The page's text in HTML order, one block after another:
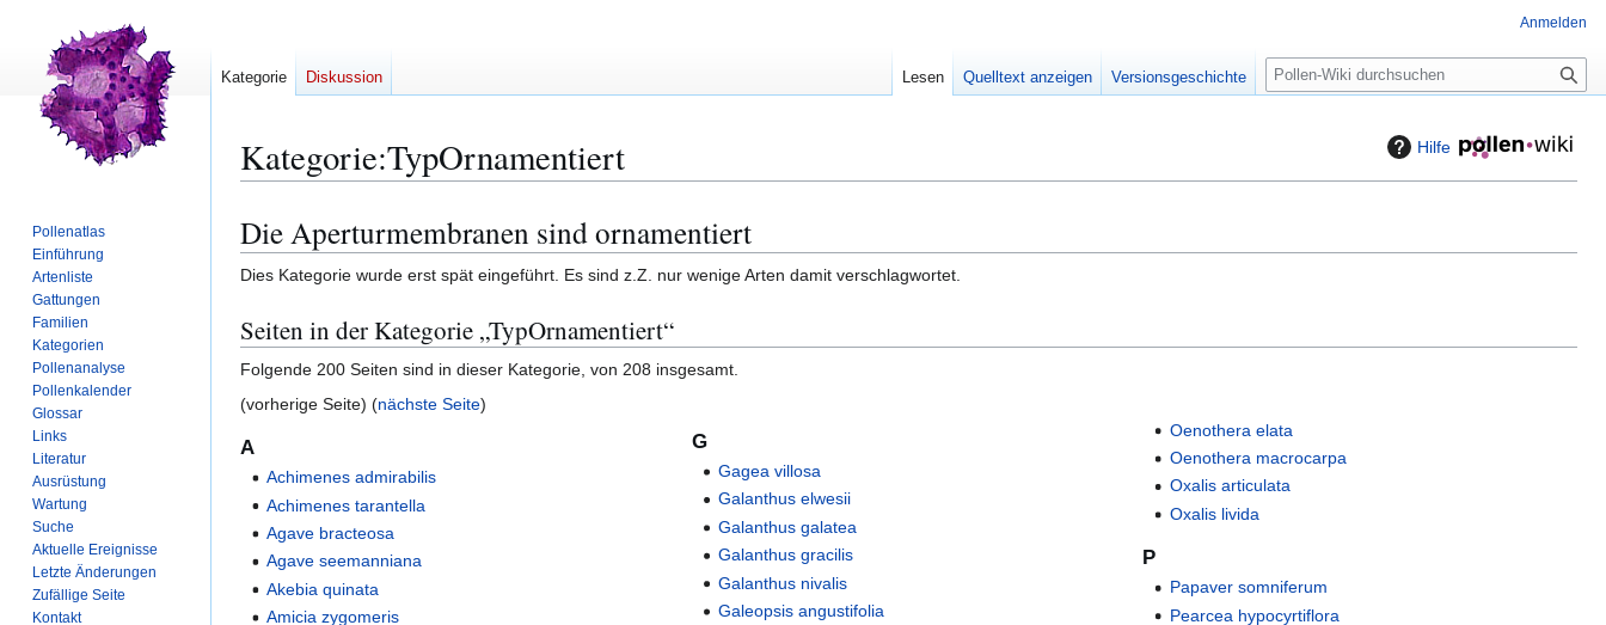
Hilfe
Kategorie:TypOrnamentiert
Zur
Navigation
springen
Zur
Suche
springen
Die Aperturmembranen sind ornamentiert
Dies Kategorie wurde erst spät eingeführt. Es sind z.Z. nur wenige Arten damit verschlagwortet.
Seiten in der Kategorie „TypOrnamentiert“
Folgende 200 Seiten sind in dieser Kategorie, von 208 insgesamt.
(vorherige Seite) (nächste Seite)
A
Achimenes admirabilis
Achimenes tarantella
Agave bracteosa
Agave seemanniana
Akebia quinata
Amicia zygomeris
G
Gagea villosa
Galanthus elwesii
Galanthus galatea
Galanthus gracilis
Galanthus nivalis
Galeopsis angustifolia
Oenothera elata
Oenothera macrocarpa
Oxalis articulata
Oxalis livida
P
Papaver somniferum
Pearcea hypocyrtiflora
Anmelden
Kategorie Diskussion Lesen Quelltext anzeigen Versionsgeschichte
S
u
e
Pollenatlas
Einführung
Artenliste
Gattungen
Familien
Kategorien
Pollenanalyse
Pollenkalender
Glossar
Links
Literatur
Ausrüstung
Wartung
Suche
Aktuelle Ereignisse
Letzte Änderungen
Zufällige Seite
Kontakt